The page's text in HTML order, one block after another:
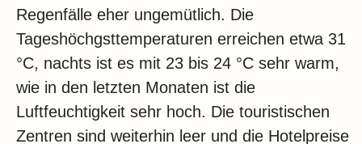
Regenfälle eher ungemütlich. Die
Tageshöchgsttemperaturen erreichen etwa 31
°C, nachts ist es mit 23 bis 24 °C sehr warm,
wie in den letzten Monaten ist die
Luftfeuchtigkeit sehr hoch. Die touristischen
Zentren sind weiterhin leer und die Hotelpreise